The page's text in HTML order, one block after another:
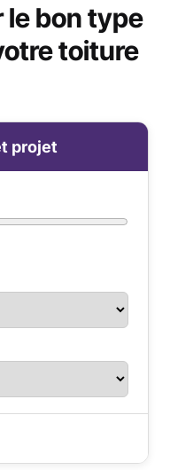
le bon type
toiture
projet